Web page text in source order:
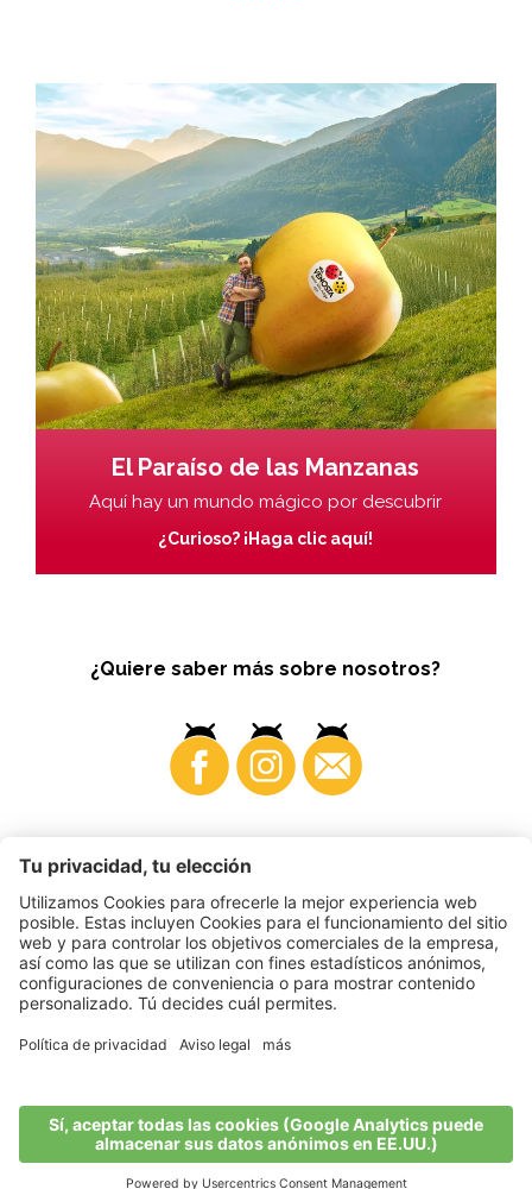
El Paraíso de las Manzanas
Aquí hay un mundo mágico por descubrir
¿Curioso? ¡Haga clic aquí!
¿Quiere saber más sobre nosotros?
Business
© 2026 VI.P coop. soc. agricola
Statement•Sitemap
produced by